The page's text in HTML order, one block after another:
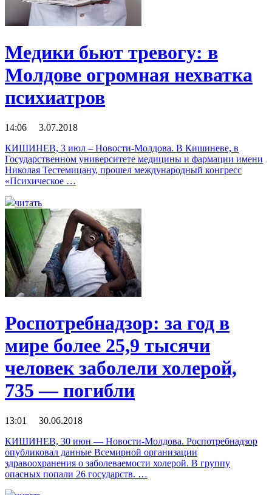
Медики бьют тревогу: в
Молдове огромная нехватка
психиатров
14:06 3.07.2018
КИШИНЕВ, 3 июл – Новости-Молдова. В Кишиневе, в
Государственном университете медицины и фармации имени
Николая Тестемицану, прошел международный конгресс
«Психическое …
читать
Роспотребнадзор: за год в
мире более 25,9 тысячи
человек заболели холерой,
735 — погибли
13:01 30.06.2018
КИШИНЕВ, 30 июн — Новости-Молдова. Роспотребнадзор
опубликовал данные Всемирной организации
здравоохранения о заболеваемости холерой. В группу
опасных попали 26 государств. …